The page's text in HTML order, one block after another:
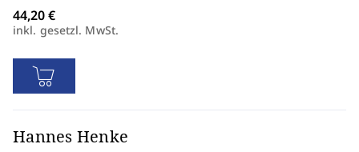
inkl. gesetzl. MwSt.
Hannes Henke